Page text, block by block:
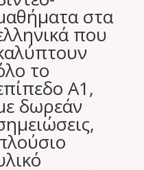
στα
που
το
Α1,
δωρεάν